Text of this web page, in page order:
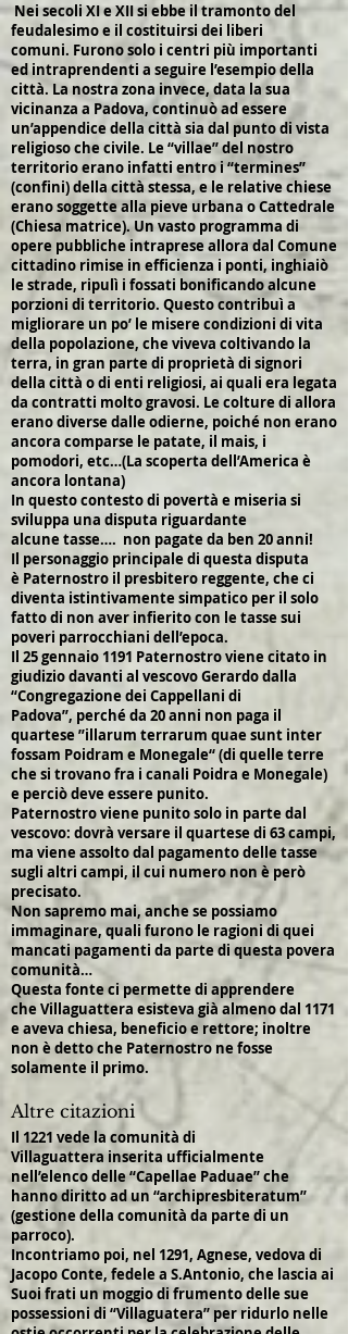
Nei secoli XI e XII si ebbe il tramonto del
feudalesimo e il costituirsi dei liberi
comuni. Furono solo i centri più importanti
ed intraprendenti a seguire l’esempio della
città. La nostra zona invece, data la sua
vicinanza a Padova, continuò ad essere
un’appendice della città sia dal punto di vista
religioso che civile. Le “villae” del nostro
territorio erano infatti entro i “termines”
(confini) della città stessa, e le relative chiese
erano soggette alla pieve urbana o Cattedrale
(Chiesa matrice). Un vasto programma di
opere pubbliche intraprese allora dal Comune
cittadino rimise in efficienza i ponti, inghiaiò
le strade, ripulì i fossati bonificando alcune
porzioni di territorio. Questo contribuì a
migliorare un po’ le misere condizioni di vita
della popolazione, che viveva coltivando la
terra, in gran parte di proprietà di signori
della città o di enti religiosi, ai quali era legata
da contratti molto gravosi. Le colture di allora
erano diverse dalle odierne, poiché non erano
ancora comparse le patate, il mais, i
pomodori, etc…(La scoperta dell’America è
ancora lontana)
In questo contesto di povertà e miseria si
sviluppa una disputa riguardante
alcune tasse…. non pagate da ben 20 anni!
Il personaggio principale di questa disputa
è Paternostro il presbitero reggente, che ci
diventa istintivamente simpatico per il solo
fatto di non aver infierito con le tasse sui
poveri parrocchiani dell’epoca.
Il 25 gennaio 1191 Paternostro viene citato in
giudizio davanti al vescovo Gerardo dalla
“Congregazione dei Cappellani di
Padova”, perché da 20 anni non paga il
quartese ”illarum terrarum quae sunt inter
fossam Poidram e Monegale“ (di quelle terre
che si trovano fra i canali Poidra e Monegale)
e perciò deve essere punito.
Paternostro viene punito solo in parte dal
vescovo: dovrà versare il quartese di 63 campi,
ma viene assolto dal pagamento delle tasse
sugli altri campi, il cui numero non è però
precisato.
Non sapremo mai, anche se possiamo
immaginare, quali furono le ragioni di quei
mancati pagamenti da parte di questa povera
comunità…
Questa fonte ci permette di apprendere
che Villaguattera esisteva già almeno dal 1171
e aveva chiesa, beneficio e rettore; inoltre
non è detto che Paternostro ne fosse
solamente il primo.
Altre citazioni
Il 1221 vede la comunità di
Villaguattera inserita ufficialmente
nell’elenco delle “Capellae Paduae” che
hanno diritto ad un “archipresbiteratum”
(gestione della comunità da parte di un
parroco).
Incontriamo poi, nel 1291, Agnese, vedova di
Jacopo Conte, fedele a S.Antonio, che lascia ai
Suoi frati un moggio di frumento delle sue
possessioni di “Villaguatera” per ridurlo nelle